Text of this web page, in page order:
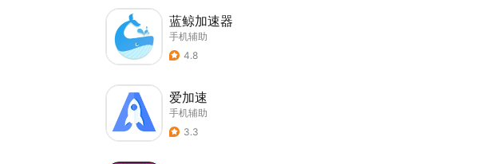
蓝鲸加速器
手机辅助
4.8
爱加速
手机辅助
3.3